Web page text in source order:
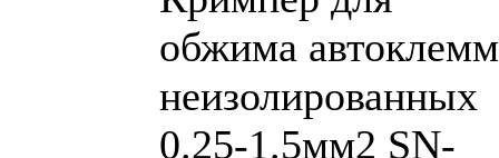
обжима автоклемм
неизолированных
0.25-1.5мм2 SN-